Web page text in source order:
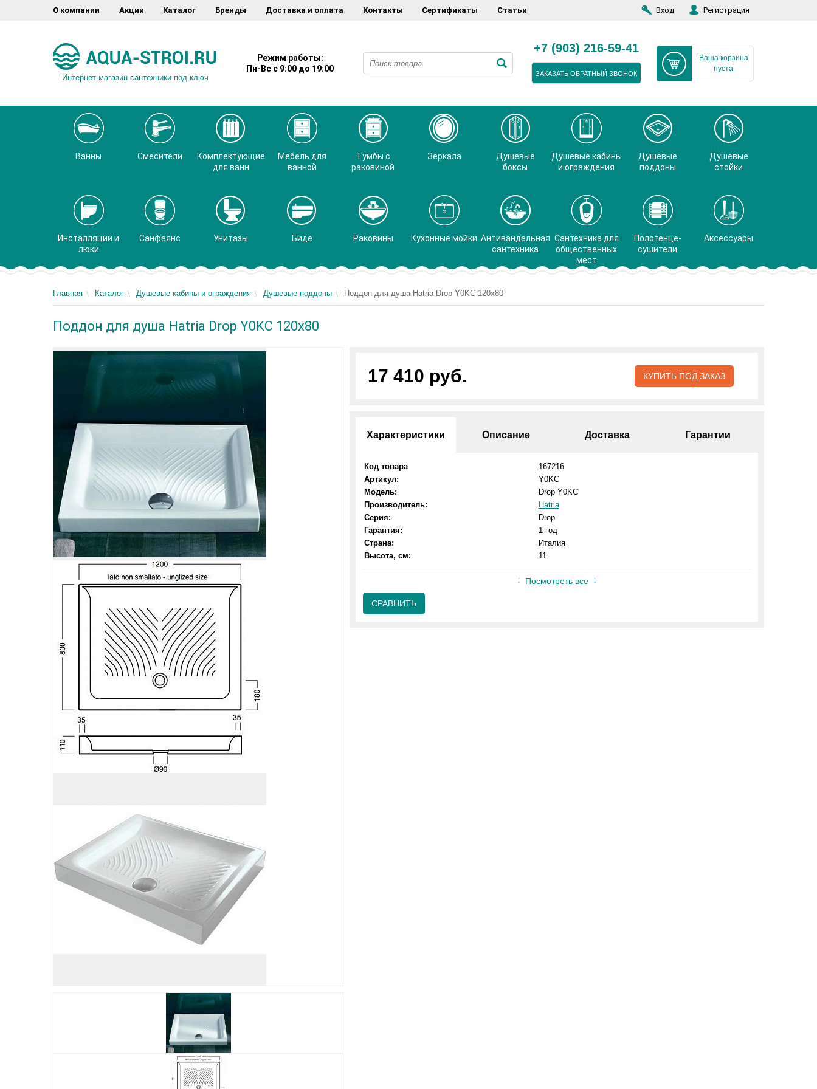
О компании Акции Каталог Бренды Доставка и оплата Контакты Сертификаты Статьи Вход Регистрация
Интернет-магазин сантехники под ключ
Режим работы:
Пн-Вс с 9:00 до 19:00
+7 (903) 216-59-41
ЗАКАЗАТЬ ОБРАТНЫЙ ЗВОНОК
Ваша корзина
пуста
Ванны Смесители
Комплектующие
для ванн
Мебель для
ванной
Тумбы с
раковиной
Зеркала
Душевые
боксы
Душевые кабины
и ограждения
Душевые
поддоны
Душевые
стойки
Инсталляции и
люки
Санфаянс Унитазы Биде Раковины Кухонные мойки Антивандальная
сантехника
Сантехника для
общественных
мест
Полотенце-
сушители
Аксессуары
Главная Каталог Душевые кабины и ограждения Душевые поддоны Поддон для душа Hatria Drop Y0KC 120x80
Поддон для душа Hatria Drop Y0KC 120x80
17 410 руб. КУПИТЬ ПОД ЗАКАЗ
Характеристики Описание Доставка Гарантии
Код товара
167216
Артикул:
Y0KC
Модель:
Drop Y0KC
Производитель:
Hatria
Серия:
Drop
Гарантия:
1 год
Страна:
Италия
Высота, см:
11
Посмотреть все
СРАВНИТЬ